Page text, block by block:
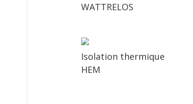
WATTRELOS
Isolation thermique
HEM